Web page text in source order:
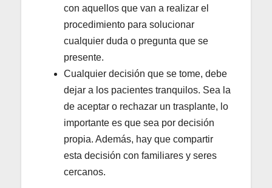
con aquellos que van a realizar el
procedimiento para solucionar
cualquier duda o pregunta que se
presente.
Cualquier decisión que se tome, debe
dejar a los pacientes tranquilos. Sea la
de aceptar o rechazar un trasplante, lo
importante es que sea por decisión
propia. Además, hay que compartir
esta decisión con familiares y seres
cercanos.